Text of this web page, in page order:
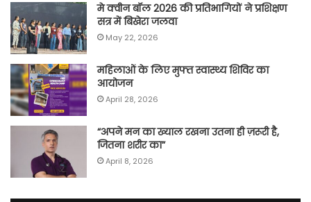
मे क्वीन बॉल 2026 की प्रतिभागियों ने प्रशिक्षण
सत्र में बिखेरा जलवा
May 22, 2026
महिलाओं के लिए मुफ्त स्वास्थ्य शिविर का
आयोजन
April 28, 2026
“अपने मन का ख्याल रखना उतना ही ज़रूरी है,
जितना शरीर का”
April 8, 2026